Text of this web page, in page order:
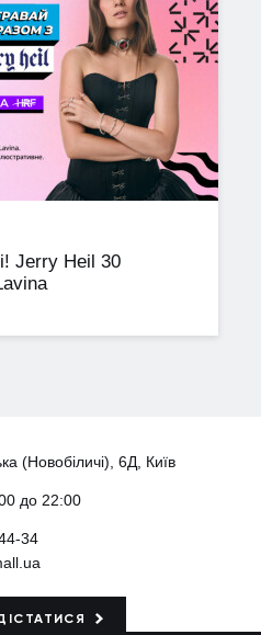
Jerry Heil 30
(Новобіличі), 6Д, Київ
до 22:00
34